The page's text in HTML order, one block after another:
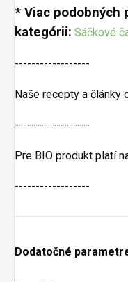
* Viac podobných
kategórii: Sáčkové
------------------
Naše recepty a články
------------------
Pre BIO produkt platí
------------------
Dodatočné